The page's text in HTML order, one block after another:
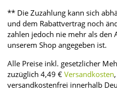
** Die Zuzahlung kann sich
und dem Rabattvertrag noch
zahlen jedoch nie mehr als den
unserem Shop angegeben ist.
Alle Preise inkl. gesetzlicher
zuzüglich 4,49 € Versandkosten
versandkostenfrei innerhalb